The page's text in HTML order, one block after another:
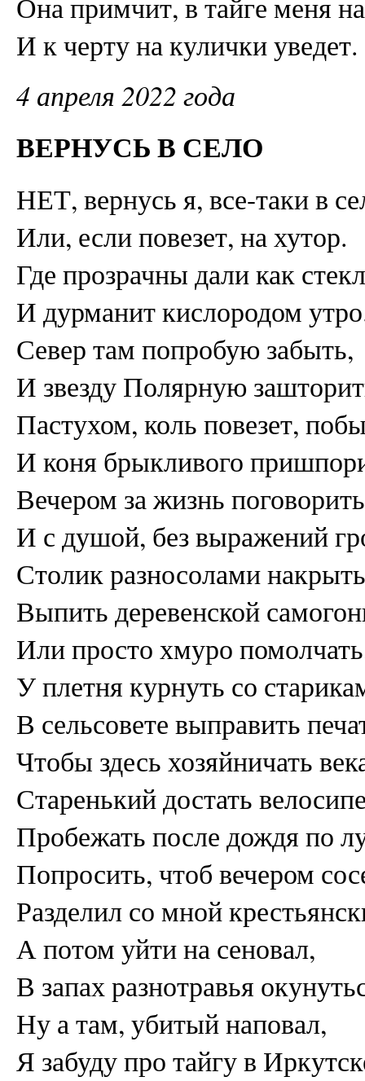
Она примчит, в тайге меня
И к черту на кулички уведет.
4 апреля 2022 года
ВЕРНУСЬ В СЕЛО
НЕТ, вернусь я, все-таки в
Или, если повезет, на хутор.
Где прозрачны дали как
И дурманит кислородом
Север там попробую забыть,
И звезду Полярную
Пастухом, коль повезет,
И коня брыкливого
Вечером за жизнь
И с душой, без выражений
Столик разносолами
Выпить деревенской
Или просто хмуро
У плетня курнуть со
В сельсовете выправить
Чтобы здесь хозяйничать
Старенький достать
Пробежать после дождя по
Попросить, чтоб вечером
Разделил со мной
А потом уйти на сеновал,
В запах разнотравья
Ну а там, убитый наповал,
Я забуду про тайгу в